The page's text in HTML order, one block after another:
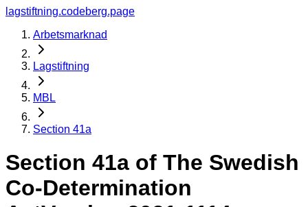
lagstiftning.codeberg.page
Arbetsmarknad
Lagstiftning
MBL
Section 41a
Section 41a of The Swedish
Co-Determination